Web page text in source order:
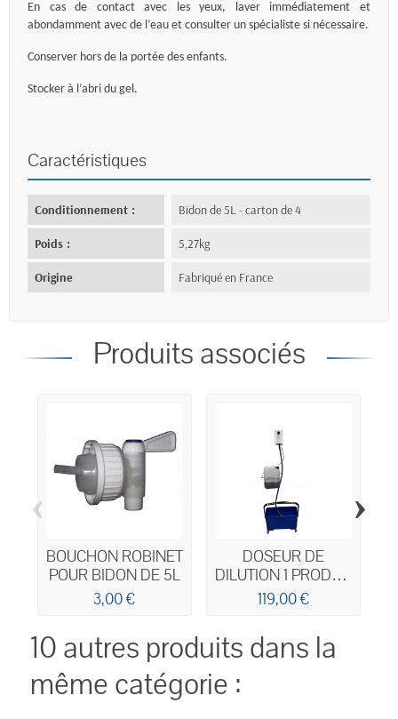
En cas de contact avec les yeux, laver immédiatement et
abondamment avec de l’eau et consulter un spécialiste si nécessaire.
Conserver hors de la portée des enfants.
Stocker à l’abri du gel.
Caractéristiques
Conditionnement : Bidon de 5L - carton de 4
Poids : 5,27kg
Origine Fabriqué en France
Produits associés
BOUCHON ROBINET
POUR BIDON DE 5L
3,00 €
DOSEUR DE
DILUTION 1 PRODUIT
16L/MN
119,00 €
‹ ›
10 autres produits dans la
même catégorie :